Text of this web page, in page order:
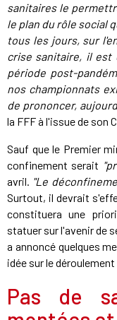
sanitaires le
le plan du rôle social
tous les jours, sur
crise sanitaire, il est
période post-
nos championnats
de prononcer,
la FFF à l'issue de son
Sauf que le Premier
confinement serait
avril. "Le
Surtout, il devrait
constituera une
statuer sur l'avenir de
a annoncé quelques
idée sur le
Pas de